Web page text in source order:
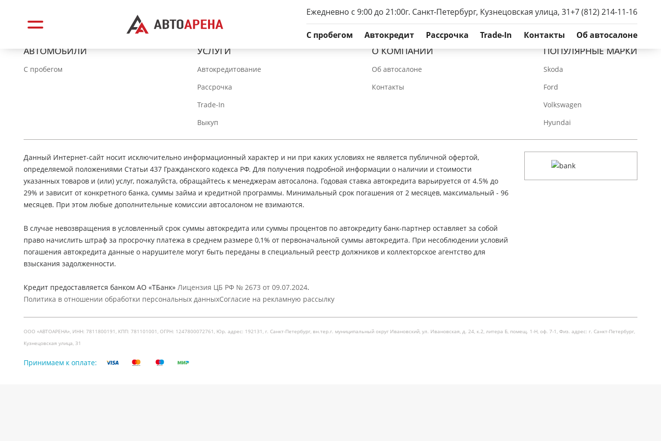
Ежедневно с 9:00 до 21:00г. Санкт-Петербург, Кузнецовская улица, 31+7 (812) 214-11-16
C пробегом Автокредит Рассрочка Trade-In Контакты Об автосалоне
АВТОМОБИЛИ
C пробегом
УСЛУГИ
Автокредитование
Рассрочка
Trade-In
Выкуп
О КОМПАНИИ
Об автосалоне
Контакты
ПОПУЛЯРНЫЕ МАРКИ
Skoda
Ford
Volkswagen
Hyundai
Данный Интернет-сайт носит исключительно информационный характер и ни при каких условиях не является публичной офертой,
определяемой положениями Статьи 437 Гражданского кодекса РФ. Для получения подробной информации о наличии и стоимости
указанных товаров и (или) услуг, пожалуйста, обращайтесь к менеджерам автосалона. Годовая ставка автокредита варьируется от 4.5% до
29% и зависит от конкретного банка, суммы займа и кредитной программы. Минимальный срок погашения от 2 месяцев, максимальный - 96
месяцев. При этом любые дополнительные комиссии автосалоном не взимаются.
В случае невозвращения в условленный срок суммы автокредита или суммы процентов по автокредиту банк-партнер оставляет за собой
право начислить штраф за просрочку платежа в среднем размере 0,1% от первоначальной суммы автокредита. При несоблюдении условий
погашения автокредита данные о нарушителе могут быть переданы в специальный реестр должников и коллекторское агентство для
взыскания задолженности.
Кредит предоставляется банком АО «ТБанк» Лицензия ЦБ РФ № 2673 от 09.07.2024.
Политика в отношении обработки персональных данныхСогласие на рекламную рассылку
ООО «АВТОАРЕНА», ИНН: 7811800191, КПП: 781101001, ОГРН: 1247800072761, Юр. адрес: 192131, г. Санкт-Петербург, вн.тер.г. муниципальный округ Ивановский, ул. Ивановская, д. 24, к.2, литера Б, помещ. 1-Н, оф. 7-1, Физ. адрес: г. Санкт-Петербург,
Кузнецовская улица, 31
Принимаем к оплате: